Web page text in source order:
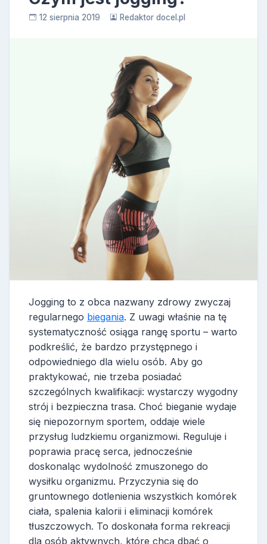
12 sierpnia 2019 Redaktor docel.pl
Jogging to z obca nazwany zdrowy zwyczaj
regularnego biegania. Z uwagi właśnie na tę
systematyczność osiąga rangę sportu – warto
podkreślić, że bardzo przystępnego i
odpowiedniego dla wielu osób. Aby go
praktykować, nie trzeba posiadać
szczególnych kwalifikacji: wystarczy wygodny
strój i bezpieczna trasa. Choć bieganie wydaje
się niepozornym sportem, oddaje wiele
przysług ludzkiemu organizmowi. Reguluje i
poprawia pracę serca, jednocześnie
doskonaląc wydolność zmuszonego do
wysiłku organizmu. Przyczynia się do
gruntownego dotlenienia wszystkich komórek
ciała, spalenia kalorii i eliminacji komórek
tłuszczowych. To doskonała forma rekreacji
dla osób aktywnych, które chcą dbać o